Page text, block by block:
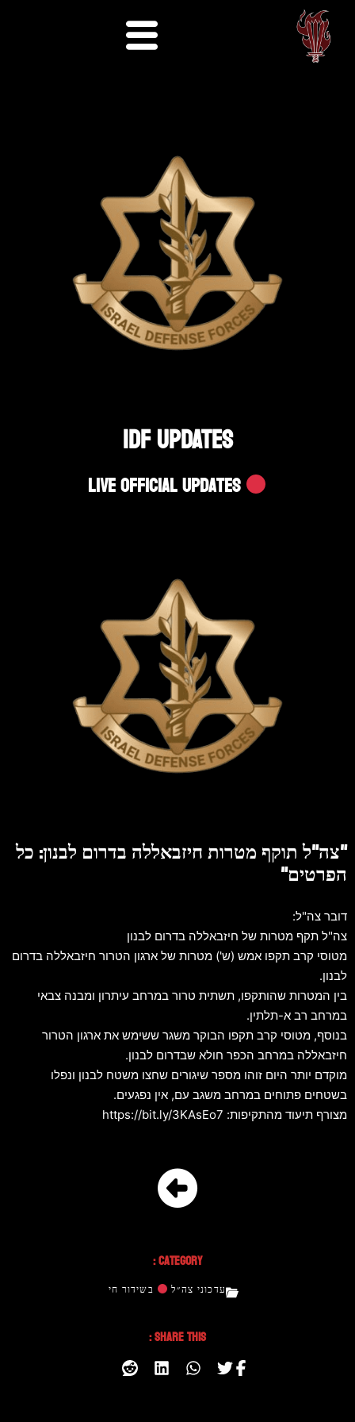
IDF UPDATES
Live Official Updates
"צה"ל תוקף מטרות חיזבאללה בדרום לבנון: כל
הפרטים"
דובר צה"ל:
צה"ל תקף מטרות של חיזבאללה בדרום לבנון
מטוסי קרב תקפו אמש (ש') מטרות של ארגון הטרור חיזבאללה בדרום
לבנון.
בין המטרות שהותקפו, תשתית טרור במרחב עיתרון ומבנה צבאי
במרחב רב א-תלתין.
בנוסף, מטוסי קרב תקפו הבוקר משגר ששימש את ארגון הטרור
חיזבאללה במרחב הכפר חולא שבדרום לבנון.
מוקדם יותר היום זוהו מספר שיגורים שחצו משטח לבנון ונפלו
בשטחים פתוחים במרחב משגב עם, אין נפגעים.
מצורף תיעוד מהתקיפות: https://bit.ly/3KAsEo7
Category :
עדכוני צה״ל בשידור חי
Share This :